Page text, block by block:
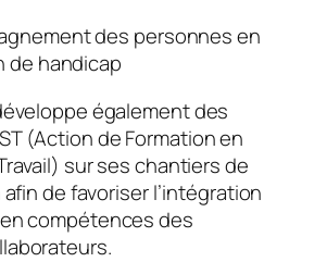
des personnes en
de handicap
également des
(Action de Formation en
sur ses chantiers de
de favoriser l’intégration
compétences des